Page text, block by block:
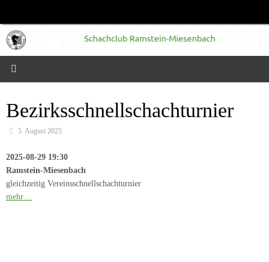
springen
Bezirksschnellschachturnier
5. August 2025
2025-08-29 19:30
Ramstein-Miesenbach
gleichzeitig Vereinsschnellschachturnier
mehr…